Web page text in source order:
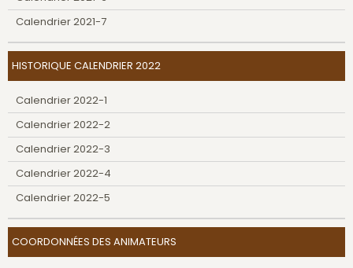
Calendrier 2021-7
HISTORIQUE CALENDRIER 2022
Calendrier 2022-1
Calendrier 2022-2
Calendrier 2022-3
Calendrier 2022-4
Calendrier 2022-5
COORDONNÉES DES ANIMATEURS